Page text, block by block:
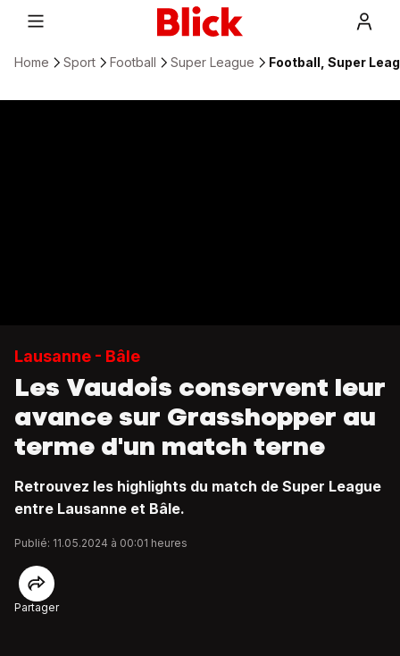
Home Sport Football Super League Football, Super
Lausanne - Bâle
Les Vaudois conservent leur
avance sur Grasshopper au
terme d'un match terne
Retrouvez les highlights du match de Super League
entre Lausanne et Bâle.
Publié: 11.05.2024 à 00:01 heures
Partager